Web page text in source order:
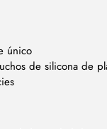
único
de silicona de